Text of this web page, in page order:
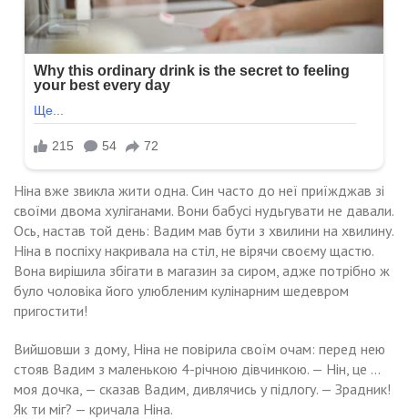
Ніна вже звикла жити одна. Син часто до неї приїжджав зі
своїми двома хуліганами. Вони бабусі нудьгувати не давали.
Ось, настав той день: Вадим мав бути з хвилини на хвилину.
Ніна в поспіху накривала на стіл, не вірячи своєму щастю.
Вона вирішила збігати в магазин за сиром, адже потрібно ж
було чоловіка його улюбленим кулінарним шедевром
пригостити!
Вийшовши з дому, Ніна не повірила своїм очам: перед нею
стояв Вадим з маленькою 4-річною дівчинкою. — Нін, це …
моя дочка, — сказав Вадим, дивлячись у підлогу. — Зрадник!
Як ти міг? — кричала Ніна.